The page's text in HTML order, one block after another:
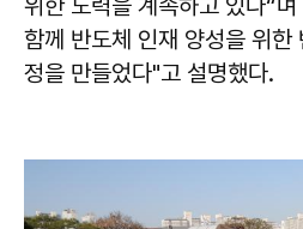
위한 노력을 계속하고 있다“
함께 반도체 인재 양성을 위한
정을 만들었다"고 설명했다.